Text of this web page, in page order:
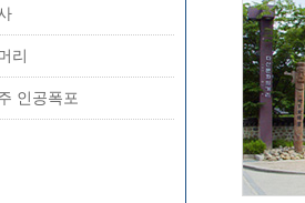
리
인공폭포